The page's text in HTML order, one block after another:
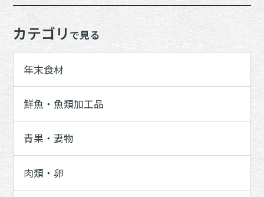
カテゴリ で見る
年末食材
鮮魚・魚類加工品
青果・妻物
肉類・卵